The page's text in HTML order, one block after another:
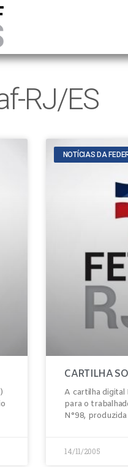
RJ/ES
NOTÍCIAS DA
CARTILHA
A cartilha digital
para o
N°98,
14/11/2005